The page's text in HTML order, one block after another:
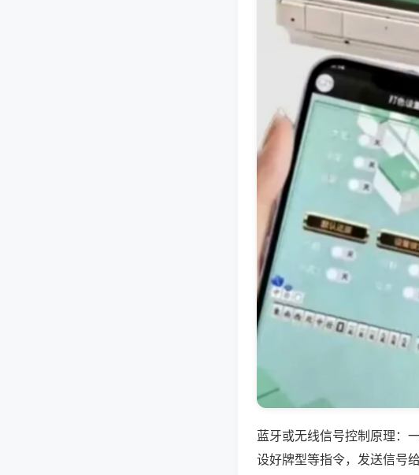
蓝牙或无线信号控制原理：
设好牌型等指令，发送信号